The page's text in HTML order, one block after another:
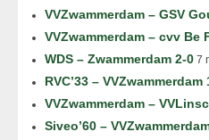
VVZwammerdam – GSV
VVZwammerdam – cvv Be
WDS – Zwammerdam 2-0 7
RVC’33 – VVZwammerdam
VVZwammerdam –
Siveo’60 –